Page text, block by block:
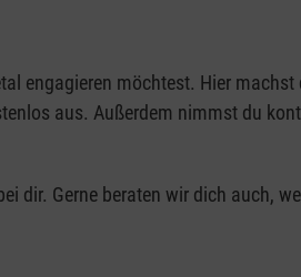
engagieren möchtest. Hier machst
aus. Außerdem nimmst du
dir. Gerne beraten wir dich auch,